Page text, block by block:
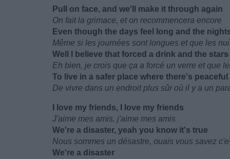
Pull on face, and we'll make it through again
On fait la grimace, et on recommencera encore
Even though the days feel long and the
Même si les journées sont longues et que les
Well I believe that forced a drink and the
Eh bien, je crois que ça a forcé un verre et que
To live in a safer place where there's peaceful
De vivre dans un endroit plus sûr où il y a un
I love my friends, I love my friends
J'aime mes amis, j'aime mes amis
We're a disaster, yeah you know it's true
Nous sommes un désastre, ouais vous savez
We're a disaster